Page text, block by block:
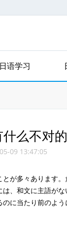
日语学习
么不对
09 13:47:05
多々あります。
、和文に主語がな
に当たり前のよ